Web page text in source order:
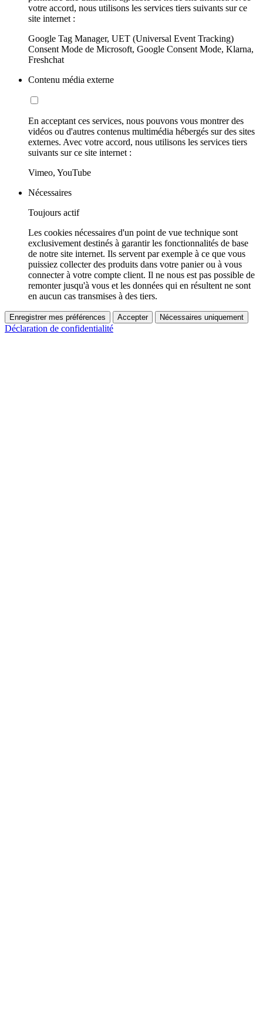
votre accord, nous utilisons les services tiers suivants sur ce
site internet :
Google Tag Manager, UET (Universal Event Tracking)
Consent Mode de Microsoft, Google Consent Mode, Klarna,
Freshchat
Contenu média externe
En acceptant ces services, nous pouvons vous montrer des
vidéos ou d'autres contenus multimédia hébergés sur des sites
externes. Avec votre accord, nous utilisons les services tiers
suivants sur ce site internet :
Vimeo, YouTube
Nécessaires
Toujours actif
Les cookies nécessaires d'un point de vue technique sont
exclusivement destinés à garantir les fonctionnalités de base
de notre site internet. Ils servent par exemple à ce que vous
puissiez collecter des produits dans votre panier ou à vous
connecter à votre compte client. Il ne nous est pas possible de
remonter jusqu'à vous et les données qui en résultent ne sont
en aucun cas transmises à des tiers.
Enregistrer mes préférences Accepter Nécessaires uniquement
Déclaration de confidentialité